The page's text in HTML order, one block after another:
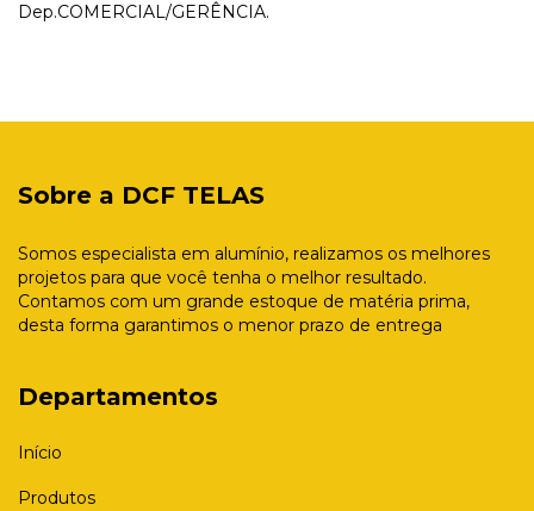
Dep.COMERCIAL/GERÊNCIA.
Sobre a DCF TELAS
Somos especialista em alumínio, realizamos os melhores
projetos para que você tenha o melhor resultado.
Contamos com um grande estoque de matéria prima,
desta forma garantimos o menor prazo de entrega
Departamentos
Início
Produtos